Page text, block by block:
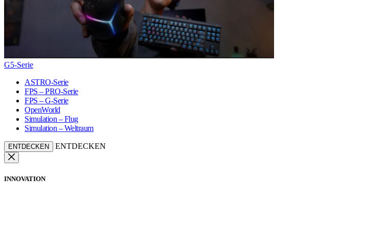
G5-Serie
ASTRO-Serie
FPS – PRO-Serie
FPS – G-Serie
OpenWorld
Simulation – Flug
Simulation – Weltraum
ENTDECKEN ENTDECKEN
INNOVATION